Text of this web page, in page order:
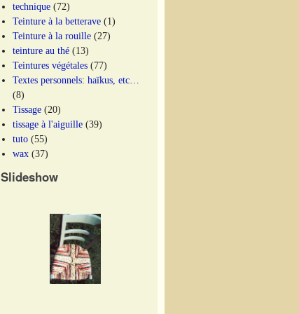
technique (72)
Teinture à la betterave (1)
Teinture à la rouille (27)
teinture au thé (13)
Teintures végétales (77)
Textes personnels: haïkus, etc…
(8)
Tissage (20)
tissage à l'aiguille (39)
tuto (55)
wax (37)
Slideshow